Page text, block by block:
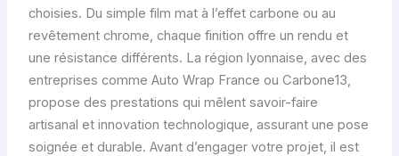
choisies. Du simple film mat à l’effet carbone ou au
revêtement chrome, chaque finition offre un rendu et
une résistance différents. La région lyonnaise, avec des
entreprises comme Auto Wrap France ou Carbone13,
propose des prestations qui mêlent savoir-faire
artisanal et innovation technologique, assurant une pose
soignée et durable. Avant d’engager votre projet, il est